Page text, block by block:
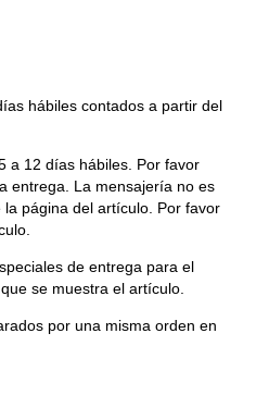
hábiles contados a partir del
a 12 días hábiles. Por favor
entrega. La mensajería no es
página del artículo. Por favor
de entrega para el
se muestra el artículo.
por una misma orden en